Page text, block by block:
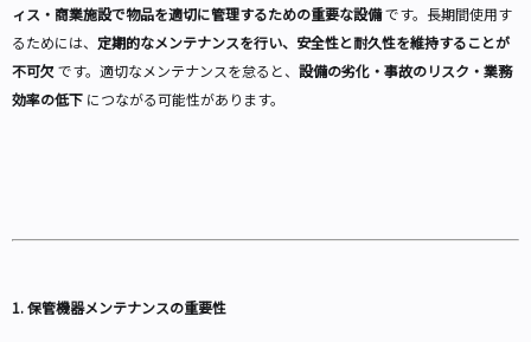
ィス・商業施設で物品を適切に管理するための重要な設備です。長期間使用す
るためには、 定期的なメンテナンスを行い、安全性と耐久性を維持することが
不可欠です。適切なメンテナンスを怠ると、 設備の劣化・事故のリスク・業務
効率の低下 につながる可能性があります。
1. 保管機器メンテナンスの重要性